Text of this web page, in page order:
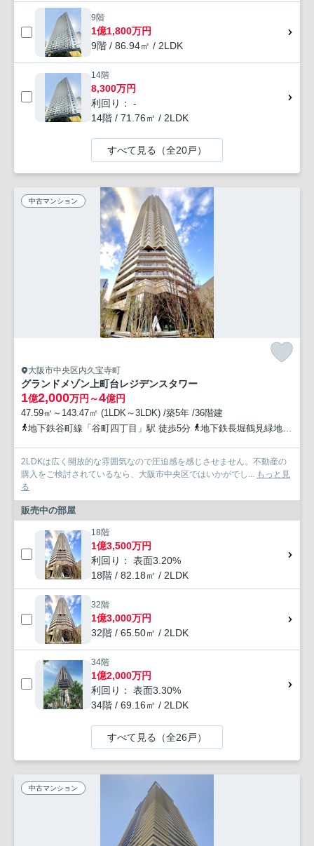
9階
1億1,800万円
9階 / 86.94㎡ / 2LDK
14階
8,300万円
利回り： -
14階 / 71.76㎡ / 2LDK
すべて見る（全20戸）
中古マンション
大阪市中央区内久宝寺町
グランドメゾン上町台レジデンスタワー
1億2,000万円～4億円
47.59㎡～143.47㎡ (1LDK～3LDK) /築5年 /36階建
地下鉄谷町線「谷町四丁目」駅 徒歩5分
地下鉄長堀鶴見緑地「松屋町」駅 徒歩6分
2LDKは広く開放的な雰囲気なので圧迫感を感じさせません。不動産の
購入をご検討されているなら、大阪市中央区ではいかがでし... もっと見
る
販売中の部屋
18階
1億3,500万円
利回り： 表面3.20%
18階 / 82.18㎡ / 2LDK
32階
1億3,000万円
32階 / 65.50㎡ / 2LDK
34階
1億2,000万円
利回り： 表面3.30%
34階 / 69.16㎡ / 2LDK
すべて見る（全26戸）
中古マンション